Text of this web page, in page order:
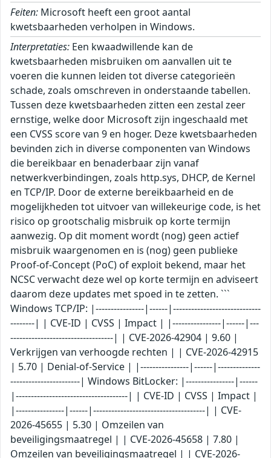
Feiten: Microsoft heeft een groot aantal
kwetsbaarheden verholpen in Windows.
Interpretaties: Een kwaadwillende kan de kwetsbaarheden misbruiken om aanvallen uit te voeren die kunnen leiden tot diverse categorieën schade, zoals omschreven in onderstaande tabellen. Tussen deze kwetsbaarheden zitten een zestal zeer ernstige, welke door Microsoft zijn ingeschaald met een CVSS score van 9 en hoger. Deze kwetsbaarheden bevinden zich in diverse componenten van Windows die bereikbaar en benaderbaar zijn vanaf netwerkverbindingen, zoals http.sys, DHCP, de Kernel en TCP/IP. Door de externe bereikbaarheid en de mogelijkheden tot uitvoer van willekeurige code, is het risico op grootschalig misbruik op korte termijn aanwezig. Op dit moment wordt (nog) geen actief misbruik waargenomen en is (nog) geen publieke Proof-of-Concept (PoC) of exploit bekend, maar het NCSC verwacht deze wel op korte termijn en adviseert daarom deze updates met spoed in te zetten. ``` Windows TCP/IP: |----------------|------|-------------------------------------| | CVE-ID | CVSS | Impact | |----------------|------|-------------------------------------| | CVE-2026-42904 | 9.60 | Verkrijgen van verhoogde rechten | | CVE-2026-42915 | 5.70 | Denial-of-Service | |----------------|------|-------------------------------------| Windows BitLocker: |----------------|------|-------------------------------------| | CVE-ID | CVSS | Impact | |----------------|------|-------------------------------------| | CVE-2026-45655 | 5.30 | Omzeilen van beveiligingsmaatregel | | CVE-2026-45658 | 7.80 | Omzeilen van beveiligingsmaatregel | | CVE-2026-50507 | 6.80 | Omzeilen van beveiligingsmaatregel | |----------------|------|-------------------------------------| Windows Mark of the Web (MOTW): |----------------|------|-------------------------------------| | CVE-ID | CVSS | Impact | |----------------|------|-------------------------------------| | CVE-2026-45595 | 5.40 | Omzeilen van beveiligingsmaatregel | |----------------|------|-------------------------------------| Windows Win32K - GRFX: |----------------|------|-------------------------------------| | CVE-ID | CVSS | Impact | |----------------|------|-------------------------------------| | CVE-2026-44803 | 7.80 | Uitvoeren van willekeurige code | | CVE-2026-44812 | 7.80 | Uitvoeren van willekeurige code | |----------------|------|-------------------------------------| Windows Push Notifications: |----------------|------|-------------------------------------| | CVE-ID | CVSS | Impact | |----------------|------|-------------------------------------| | CVE-2026-42969 | 5.50 | Toegang tot gevoelige gegevens | | CVE-2026-42971 | 5.50 | Toegang tot gevoelige gegevens | | CVE-2026-42970 | 5.50 | Toegang tot gevoelige gegevens | | CVE-2026-42973 | 5.50 | Toegang tot gevoelige gegevens | | CVE-2026-42978 | 7.80 | Verkrijgen van verhoogde rechten | | CVE-2026-42977 | 7.80 | Verkrijgen van verhoogde rechten | | CVE-2026-42979 | 7.80 | Verkrijgen van verhoogde rechten | | CVE-2026-42991 | 7.80 | Verkrijgen van verhoogde rechten | |----------------|------|-------------------------------------| Microsoft Windows DNS: |----------------|------|-------------------------------------| | CVE-ID | CVSS | Impact | |----------------|------|-------------------------------------| | CVE-2026-41108 | 7.00 | Verkrijgen van verhoogde rechten | |----------------|------|-------------------------------------| Windows Bluetooth Port Driver: |----------------|------|-------------------------------------| | CVE-ID | CVSS | Impact | |----------------|------|-------------------------------------| | CVE-2026-45640 | 7.00 | Verkrijgen van verhoogde rechten | |----------------|------|-------------------------------------| Windows Ancillary Function Driver for WinSock: |----------------|------|-------------------------------------| | CVE-ID | CVSS | Impact | |----------------|------|-------------------------------------| | CVE-2026-34335 | 7.00 | Verkrijgen van verhoogde rechten | | CVE-2026-45601 | 7.00 | Verkrijgen van verhoogde rechten | | CVE-2026-45598 | 7.00 | Verkrijgen van verhoogde rechten | | CVE-2026-45596 | 7.00 | Verkrijgen van verhoogde rechten | | CVE-2026-45638 | 7.80 | Verkrijgen van verhoogde rechten | | CVE-2026-45603 | 7.00 | Verkrijgen van verhoogde rechten | | CVE-2026-42911 | 7.00 | Verkrijgen van verhoogde rechten | |----------------|------|-------------------------------------| Function Discovery Service (fdwsd.dll): |----------------|------|-------------------------------------| | CVE-ID | CVSS | Impact | |----------------|------|-------------------------------------| | CVE-2026-42836 | 7.00 | Verkrijgen van verhoogde rechten | |----------------|------|-------------------------------------| Windows Kernel: |----------------|------|-------------------------------------| | CVE-ID | CVSS | Impact | |----------------|------|-------------------------------------| | CVE-2025-10263 | 9.30 | Verkrijgen van verhoogde rechten | | CVE-2026-45657 | 9.80 | Uitvoeren van willekeurige code | | CVE-2026-48583 | 7.80 | Verkrijgen van verhoogde rechten | | CVE-2026-45653 | 7.00 | Verkrijgen van verhoogde rechten | | CVE-2026-42984 | 7.00 | Verkrijgen van verhoogde rechten | |----------------|------|-------------------------------------| Windows Secure Boot: |----------------|------|-------------------------------------| | CVE-ID | CVSS | Impact | |----------------|------|-------------------------------------| | CVE-2026-45588 | 7.90 | Omzeilen van beveiligingsmaatregel | | CVE-2026-48568 | 7.90 | Omzeilen van beveiligingsmaatregel | | CVE-2026-48570 | 7.90 | Omzeilen van beveiligingsmaatregel | | CVE-2026-48573 | 7.90 | Omzeilen van beveiligingsmaatregel | | CVE-2026-48575 | 7.90 | Omzeilen van beveiligingsmaatregel | | CVE-2026-48576 | 7.90 | Omzeilen van beveiligingsmaatregel | | CVE-2026-48578 | 7.90 | Verkrijgen van verhoogde rechten | | CVE-2026-45654 | 7.90 | Omzeilen van beveiligingsmaatregel | |----------------|------|-------------------------------------| Remote Desktop Client: |----------------|------|-------------------------------------| | CVE-ID | CVSS | Impact | |----------------|------|-------------------------------------| | CVE-2026-47289 | 8.80 | Uitvoeren van willekeurige code | | CVE-2026-47653 | 8.80 | Uitvoeren van willekeurige code | | CVE-2026-47654 | 7.50 | Uitvoeren van willekeurige code | | CVE-2026-48563 | 7.50 | Uitvoeren van willekeurige code | | CVE-2026-42909 | 7.50 | Uitvoeren van willekeurige code | | CVE-2026-42913 | 7.50 | Uitvoeren van willekeurige code | | CVE-2026-42992 | 7.50 | Uitvoeren van willekeurige code | | CVE-2026-44799 | 7.50 | Uitvoeren van willekeurige code | | CVE-2026-44801 | 7.50 | Uitvoeren van willekeurige code | | CVE-2026-42985 | 8.80 | Uitvoeren van willekeurige code | | CVE-2026-42993 | 7.50 | Uitvoeren van willekeurige code | |----------------|------|-------------------------------------| Microsoft UxTheme Library (uxtheme.dll): |----------------|------|-------------------------------------| | CVE-ID | CVSS | Impact | |----------------|------|-------------------------------------| | CVE-2026-45606 | 5.50 | Denial-of-Service | |----------------|------|-------------------------------------| Windows Kernel-Mode Drivers: |----------------|------|-------------------------------------| | CVE-ID | CVSS | Impact | |----------------|------|-------------------------------------| | CVE-2026-45600 | 7.80 | Verkrijgen van verhoogde rechten | |----------------|------|-------------------------------------| Windows DHCP Client: |----------------|------|-------------------------------------| | CVE-ID | CVSS | Impact | |----------------|------|-------------------------------------| | CVE-2026-45608 | 6.80 | Toegang tot gevoelige gegevens | | CVE-2026-44815 | 9.80 | Uitvoeren van willekeurige code | |----------------|------|-------------------------------------| Universal Plug and Play (upnp.dll): |----------------|------|-------------------------------------| | CVE-ID | CVSS | Impact | |----------------|------|-------------------------------------| | CVE-2026-45599 | 8.10 | Uitvoeren van willekeurige code | | CVE-2026-45635 | 8.10 | Uitvoeren van willekeurige code | |----------------|------|-------------------------------------| Windows Bluetooth Service: |----------------|------|-------------------------------------| | CVE-ID | CVSS | Impact | |----------------|------|-------------------------------------| | CVE-2026-45605 | 7.80 | Verkrijgen van verhoogde rechten | |----------------|------|-------------------------------------| Windows UEFI: |----------------|------|-------------------------------------| | CVE-ID | CVSS | Impact | |----------------|------|-------------------------------------| | CVE-2026-45656 | 7.80 | Omzeilen van beveiligingsmaatregel | | CVE-2026-8863 | 7.80 | Omzeilen van beveiligingsmaatregel | |----------------|------|-------------------------------------| Windows Hotpatch Monitoring Service: |----------------|------|-------------------------------------| | CVE-ID | CVSS | Impact